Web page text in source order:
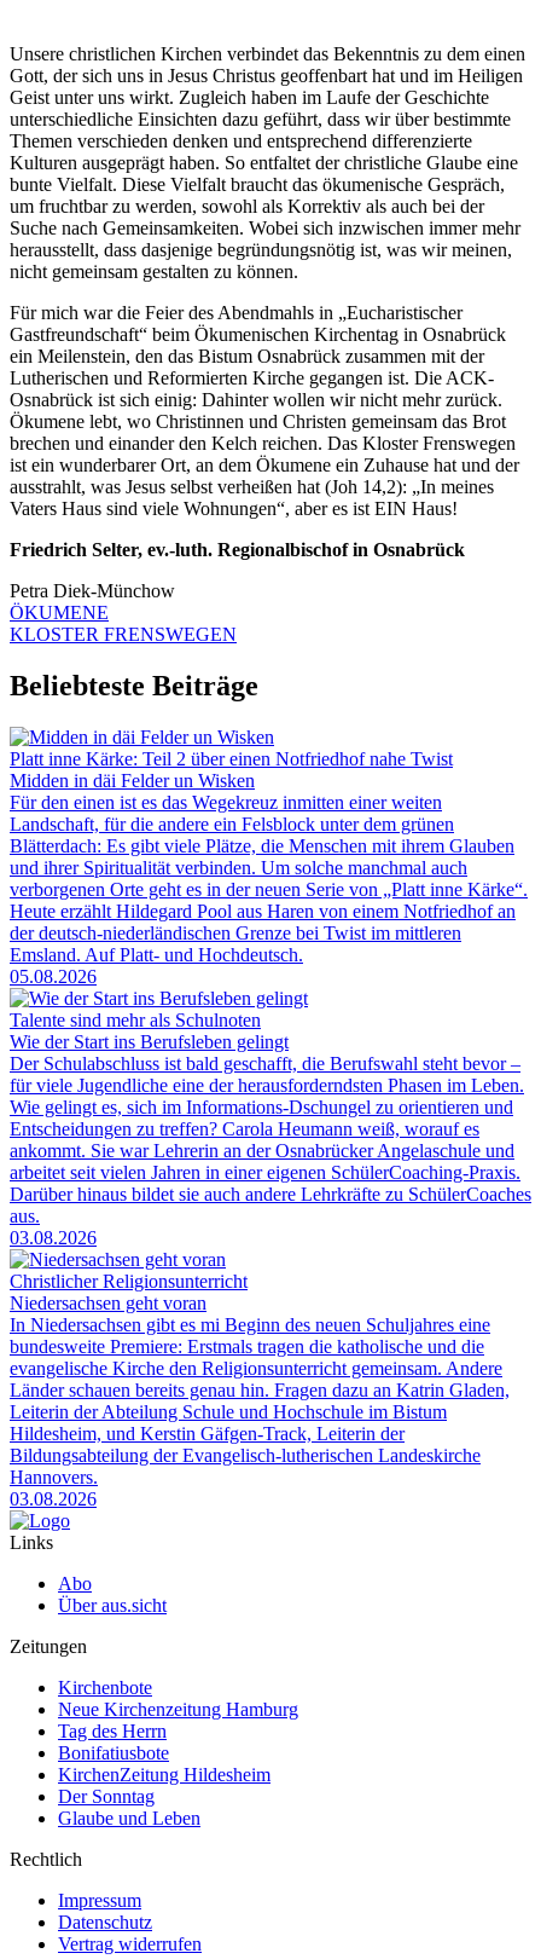
Unsere christlichen Kirchen verbindet das Bekenntnis zu dem einen
Gott, der sich uns in Jesus Christus geoffenbart hat und im Heiligen
Geist unter uns wirkt. Zugleich haben im Laufe der Geschichte
unterschiedliche Einsichten dazu geführt, dass wir über bestimmte
Themen verschieden denken und entsprechend differenzierte
Kulturen ausgeprägt haben. So entfaltet der christliche Glaube eine
bunte Vielfalt. Diese Vielfalt braucht das ökumenische Gespräch,
um fruchtbar zu werden, sowohl als Korrektiv als auch bei der
Suche nach Gemeinsamkeiten. Wobei sich inzwischen immer mehr
herausstellt, dass dasjenige begründungsnötig ist, was wir meinen,
nicht gemeinsam gestalten zu können.
Für mich war die Feier des Abendmahls in „Eucharistischer
Gastfreundschaft“ beim Ökumenischen Kirchentag in Osnabrück
ein Meilenstein, den das Bistum Osnabrück zusammen mit der
Lutherischen und Reformierten Kirche gegangen ist. Die ACK-
Osnabrück ist sich einig: Dahinter wollen wir nicht mehr zurück.
Ökumene lebt, wo Christinnen und Christen gemeinsam das Brot
brechen und einander den Kelch reichen. Das Kloster Frenswegen
ist ein wunderbarer Ort, an dem Ökumene ein Zuhause hat und der
ausstrahlt, was Jesus selbst verheißen hat (Joh 14,2): „In meines
Vaters Haus sind viele Wohnungen“, aber es ist EIN Haus!
Friedrich Selter, ev.-luth. Regionalbischof in Osnabrück
Petra Diek-Münchow
ÖKUMENE
KLOSTER FRENSWEGEN
Beliebteste Beiträge
Platt inne Kärke: Teil 2 über einen Notfriedhof nahe Twist
Midden in däi Felder un Wisken
Für den einen ist es das Wegekreuz inmitten einer weiten
Landschaft, für die andere ein Felsblock unter dem grünen
Blätterdach: Es gibt viele Plätze, die Menschen mit ihrem Glauben
und ihrer Spiritualität verbinden. Um solche manchmal auch
verborgenen Orte geht es in der neuen Serie von „Platt inne Kärke“.
Heute erzählt Hildegard Pool aus Haren von einem Notfriedhof an
der deutsch-niederländischen Grenze bei Twist im mittleren
Emsland. Auf Platt- und Hochdeutsch.
05.08.2026
Talente sind mehr als Schulnoten
Wie der Start ins Berufsleben gelingt
Der Schulabschluss ist bald geschafft, die Berufswahl steht bevor –
für viele Jugendliche eine der herausforderndsten Phasen im Leben.
Wie gelingt es, sich im Informations-Dschungel zu orientieren und
Entscheidungen zu treffen? Carola Heumann weiß, worauf es
ankommt. Sie war Lehrerin an der Osnabrücker Angelaschule und
arbeitet seit vielen Jahren in einer eigenen SchülerCoaching-Praxis.
Darüber hinaus bildet sie auch andere Lehrkräfte zu SchülerCoaches
aus.
03.08.2026
Christlicher Religionsunterricht
Niedersachsen geht voran
In Niedersachsen gibt es mi Beginn des neuen Schuljahres eine
bundesweite Premiere: Erstmals tragen die katholische und die
evangelische Kirche den Religionsunterricht gemeinsam. Andere
Länder schauen bereits genau hin. Fragen dazu an Katrin Gladen,
Leiterin der Abteilung Schule und Hochschule im Bistum
Hildesheim, und Kerstin Gäfgen-Track, Leiterin der
Bildungsabteilung der Evangelisch-lutherischen Landeskirche
Hannovers.
03.08.2026
Links
Abo
Über aus.sicht
Zeitungen
Kirchenbote
Neue Kirchenzeitung Hamburg
Tag des Herrn
Bonifatiusbote
KirchenZeitung Hildesheim
Der Sonntag
Glaube und Leben
Rechtlich
Impressum
Datenschutz
Vertrag widerrufen